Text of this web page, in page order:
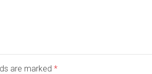
are marked *